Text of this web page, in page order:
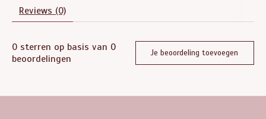
Reviews (0)
0 sterren op basis van 0
beoordelingen
Je beoordeling toevoegen